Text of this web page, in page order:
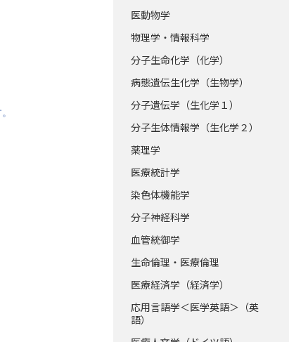
医動物学
物理学・情報科学
分子生命化学（化学）
病態遺伝生化学（生物学）
分子遺伝学（生化学１）
分子生体情報学（生化学２）
薬理学
医療統計学
染色体機能学
分子神経科学
血管統御学
生命倫理・医療倫理
医療経済学（経済学）
応用言語学＜医学英語＞（英
語）